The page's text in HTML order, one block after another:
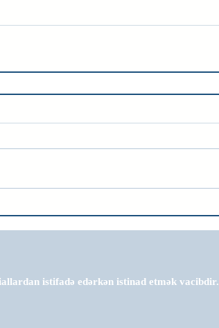
istifadə edərkən istinad etmək vacibdir.